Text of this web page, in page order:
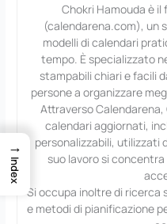
Chokri Hamouda è
(calendarena.com), un
modelli di calendari
tempo. È specializzato
stampabili chiari e facili
persone a organizzare
Attraverso
calendari aggiornati,
personalizzabili, utilizzati
suo lavoro si
Si occupa inoltre di ricerca
e metodi di pianificazione
→
Index